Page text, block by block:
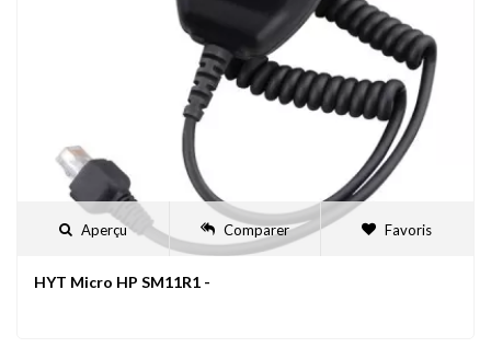
Aperçu Comparer Favoris
HYT Micro HP SM11R1 -